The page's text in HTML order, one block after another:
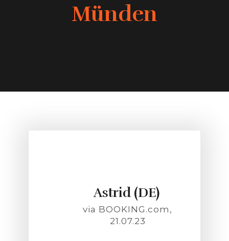
Münden
Astrid (DE)
via BOOKING.com,
21.07.23